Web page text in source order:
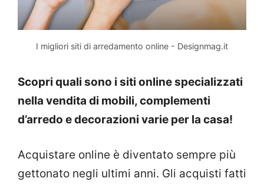
I migliori siti di arredamento online - Designmag.it
Scopri quali sono i siti online specializzati
nella vendita di mobili, complementi
d’arredo e decorazioni varie per la casa!
Acquistare online è diventato sempre più
gettonato negli ultimi anni. Gli acquisti fatti